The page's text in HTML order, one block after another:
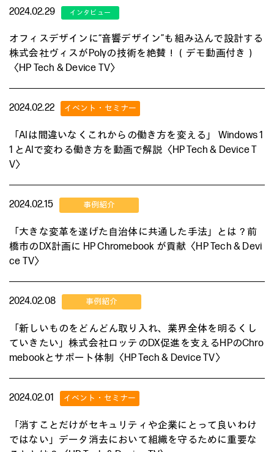
2024.02.29
オフィスデザインに“音響デザイン”も組み込んで設計する
株式会社ヴィスがPolyの技術を絶賛！（デモ動画付き）
〈HP Tech & Device TV〉
2024.02.22
「AIは間違いなくこれからの働き方を変える」 Windows 1
1 とAIで変わる働き方を動画で解説〈HP Tech & Device T
V〉
2024.02.15
「大きな変革を遂げた自治体に共通した手法」とは？前
橋市のDX計画に HP Chromebook が貢献〈HP Tech & Devi
ce TV〉
2024.02.08
「新しいものをどんどん取り入れ、業界全体を明るくし
ていきたい」株式会社ロッテのDX促進を支えるHPのChro
mebookとサポート体制〈HP Tech & Device TV〉
2024.02.01
「消すことだけがセキュリティや企業にとって良いわけ
ではない」データ消去において組織を守るために重要な